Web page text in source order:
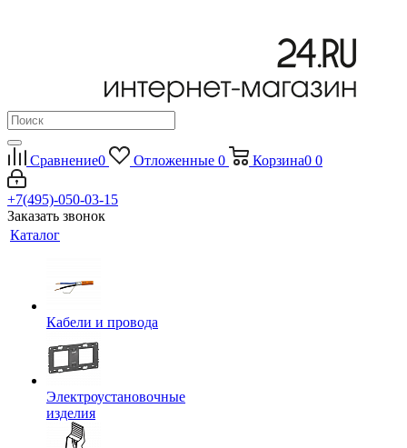
Сравнение0 Отложенные 0 Корзина0 0
+7(495)-050-03-15
Заказать звонок
Каталог
Кабели и провода
Электроустановочные
изделия